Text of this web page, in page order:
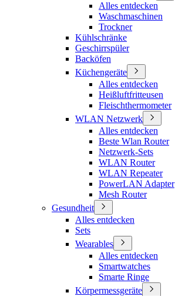
Alles entdecken
Waschmaschinen
Trockner
Kühlschränke
Geschirrspüler
Backöfen
Küchengeräte
Alles entdecken
Heißluftfritteusen
Fleischthermometer
WLAN Netzwerk
Alles entdecken
Beste Wlan Router
Netzwerk-Sets
WLAN Router
WLAN Repeater
PowerLAN Adapter
Mesh Router
Gesundheit
Alles entdecken
Sets
Wearables
Alles entdecken
Smartwatches
Smarte Ringe
Körpermessgeräte